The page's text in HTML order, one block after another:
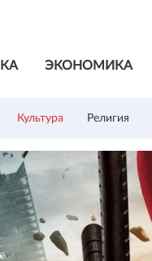
ЭКОНОМИКА
Культура Религия